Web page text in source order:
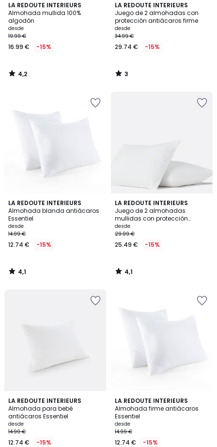
LA REDOUTE INTERIEURS
Almohada mullida 100%
algodón
desde
19.99 €
16.99 € -15%
4,2
/ 5
4,2
/
LA REDOUTE INTERIEURS
Juego de 2 almohadas con
protección antiácaros firme
desde
34.99 €
29.74 € -15%
3
/
5
3
/
LA REDOUTE INTERIEURS
Almohada blanda antiácaros
Essentiel
desde
14.99 €
12.74 € -15%
4,1
/ 5
4,1
/
LA REDOUTE INTERIEURS
Juego de 2 almohadas
mullidas con protección
antiácaros
desde
29.99 €
25.49 € -15%
4,1
/ 5
4,1
/
LA REDOUTE INTERIEURS
Almohada para bebé
antiácaros Essentiel
desde
14.99 €
12.74 € -15%
4,5
/ 5
LA REDOUTE INTERIEURS
Almohada firme antiácaros
Essentiel
desde
14.99 €
12.74 € -15%
3
/
5